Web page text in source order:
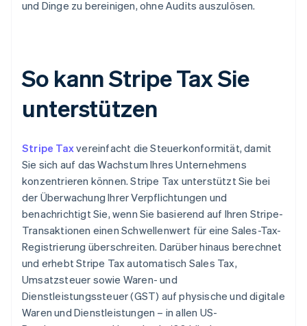
und Dinge zu bereinigen, ohne Audits auszulösen.
So kann Stripe Tax Sie
unterstützen
Stripe Taxvereinfacht die Steuerkonformität, damit
Sie sich auf das Wachstum Ihres Unternehmens
konzentrieren können. Stripe Tax unterstützt Sie bei
der Überwachung Ihrer Verpflichtungen und
benachrichtigt Sie, wenn Sie basierend auf Ihren Stripe-
Transaktionen einen Schwellenwert für eine Sales-Tax-
Registrierung überschreiten. Darüber hinaus berechnet
und erhebt Stripe Tax automatisch Sales Tax,
Umsatzsteuer sowie Waren- und
Dienstleistungssteuer (GST) auf physische und digitale
Waren und Dienstleistungen – in allen US-